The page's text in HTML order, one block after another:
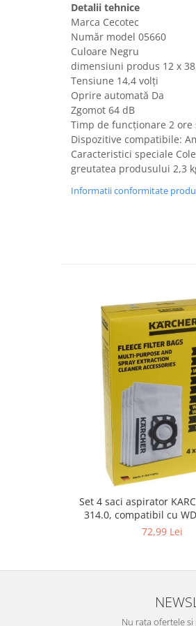
Fiare de calcat si masini de cusut
Ingrijire Locuinta
Purificatoare de aer
Ceasuri barbatesti
Ceasuri dama
Cutii, curele si accesorii ceasuri
Genti si accesorii barbati
Genti si accesorii femei
Imbracaminte barbati
Gaming, Carti & Birotica
Birotica & Papetarie
Console, Jocuri & Accesorii
Ingrijire personala & Cosmetice
Accesorii aparate de ras electrice
Accesorii aparate hair styling
Aparate & Accesorii ingrijire
Articole Sanatate si Wellness
Consumabile sanitare
Cosmetice si produse ingrijire
Jucarii, Copii & Bebe
Detalii tehnice
Marca Cecotec
Număr model 05660
Culoare Negru
dimensiuni produs ‎12 x
Tensiune 14,4 volți
Oprire automată Da
Zgomot 64 dB
Timp de funcționare 2 ore
Dispozitive compatibile:
Caracteristici speciale
greutatea produsului 2,3
Informatii conformitate
Set 4 saci aspirator
314.0, compatibil cu
72,99 Lei
Nu rata ofertele